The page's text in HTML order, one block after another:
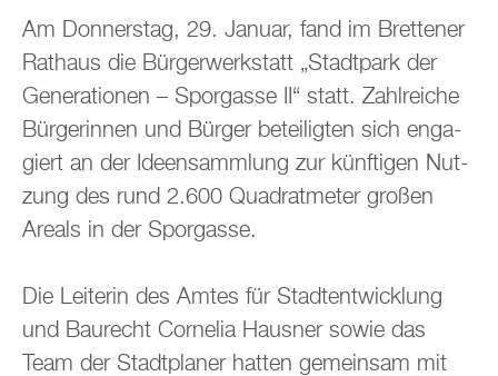
Am Don­ners­tag, 29. Ja­nu­ar, fand im Brettener
Rat­haus die Bür­ger­werk­statt „Stadt­park der
Ge­ne­ra­tio­nen – Spor­gas­se II“ statt. Zahl­rei­che
Bür­ge­rin­nen und Bür­ger be­tei­lig­ten sich en­ga­
giert an der Ide­en­samm­lung zur künf­ti­gen Nut­
zung des rund 2.600 Qua­drat­me­ter gro­ßen
Are­als in der Spor­gas­se.
Die Lei­te­rin des Amtes für Stadt­ent­wick­lung
und Bau­recht Cor­ne­lia Haus­ner sowie das
Team der Stadt­pla­ner hat­ten ge­mein­sam mit